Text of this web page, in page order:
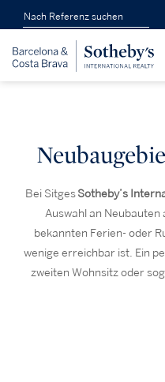
Bei Sitges Sotheby’s
Auswahl an
bekannten Ferien- oder
wenige erreichbar ist. Ein
zweiten Wohnsitz oder